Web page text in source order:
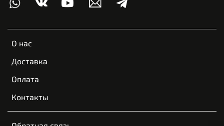
О нас
Доставка
Оплата
Контакты